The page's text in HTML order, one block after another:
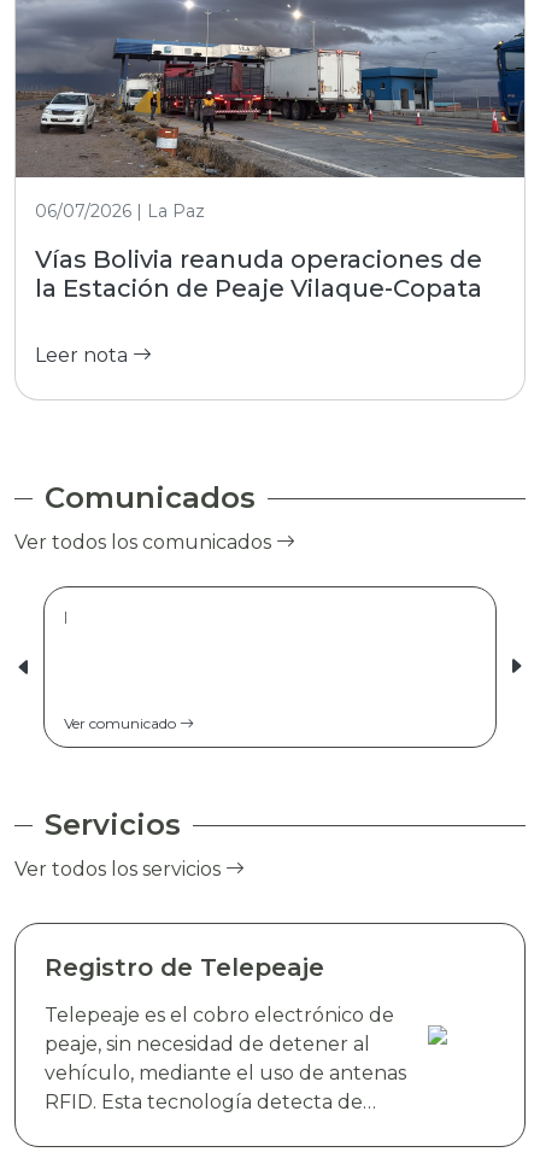
06/07/2026 | La Paz
Vías Bolivia reanuda operaciones de
la Estación de Peaje Vilaque-Copata
Leer nota
Comunicados
Ver todos los comunicados
|
Ver comunicado
Servicios
Ver todos los servicios
Registro de Telepeaje
Telepeaje es el cobro electrónico de
peaje, sin necesidad de detener al
vehículo, mediante el uso de antenas
RFID. Esta tecnología detecta de